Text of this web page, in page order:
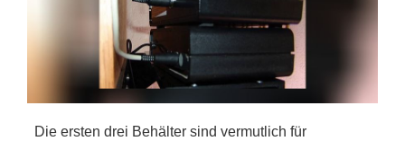
Die ersten drei Behälter sind vermutlich für